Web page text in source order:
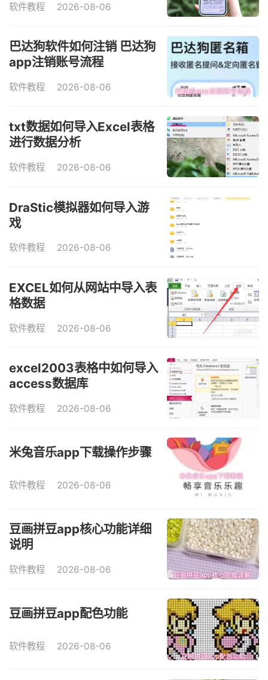
软件教程 2026-08-06
巴达狗软件如何注销 巴达狗
app注销账号流程
软件教程 2026-08-06
txt数据如何导入Excel表格
进行数据分析
软件教程 2026-08-06
DraStic模拟器如何导入游
戏
软件教程 2026-08-06
EXCEL如何从网站中导入表
格数据
软件教程 2026-08-06
excel2003表格中如何导入
access数据库
软件教程 2026-08-06
米兔音乐app下载操作步骤
软件教程 2026-08-06
豆画拼豆app核心功能详细
说明
软件教程 2026-08-06
豆画拼豆app配色功能
软件教程 2026-08-06